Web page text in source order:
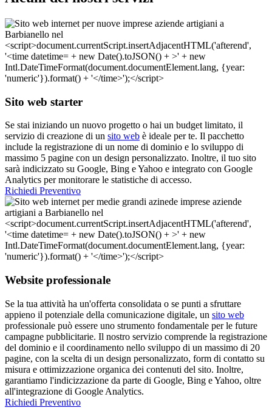
Sito web starter
Se stai iniziando un nuovo progetto o hai un budget limitato, il
servizio di creazione di un sito web è ideale per te. Il pacchetto
include la registrazione di un nome di dominio e lo sviluppo di
massimo 5 pagine con un design personalizzato. Inoltre, il tuo sito
sarà indicizzato su Google, Bing e Yahoo e integrato con Google
Analytics per monitorare le statistiche di accesso.
Richiedi Preventivo
Website professionale
Se la tua attività ha un'offerta consolidata o se punti a sfruttare
appieno il potenziale della comunicazione digitale, un sito web
professionale può essere uno strumento fondamentale per le future
campagne pubblicitarie. Il nostro servizio comprende la registrazione
del dominio e il coordinamento nello sviluppo di un massimo di 20
pagine, con la scelta di un design personalizzato, form di contatto su
misura e ottimizzazione organica dei contenuti del sito. Inoltre,
garantiamo l'indicizzazione da parte di Google, Bing e Yahoo, oltre
all'integrazione di Google Analytics.
Richiedi Preventivo